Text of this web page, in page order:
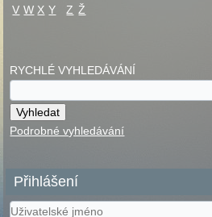
V W X Y Z Ž
RYCHLÉ VYHLEDÁVÁNÍ
Podrobné vyhledávání
Přihlášení